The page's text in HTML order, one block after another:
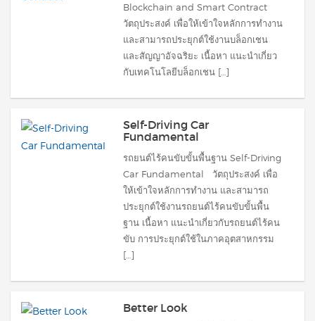
Blockchain and Smart Contract
วัตถุประสงค์ เพื่อให้เข้าใจหลักการทำงาน
และสามารถประยุกต์ใช้งานบล็อกเชน
และสัญญาอัจฉริยะ เนื้อหา แนะนำเกี่ยว
กับเทคโนโลยีบล็อกเชน […]
Self-Driving Car
Fundamental
รถยนต์ไร้คนขับขั้นพื้นฐาน Self-Driving
Car Fundamental วัตถุประสงค์ เพื่อ
ให้เข้าใจหลักการทำงาน และสามารถ
ประยุกต์ใช้งานรถยนต์ไร้คนขับขั้นพื้น
ฐาน เนื้อหา แนะนำเกี่ยวกับรถยนต์ไร้คน
ขับ การประยุกต์ใช้ในภาคอุตสาหกรรม
[…]
Better Look